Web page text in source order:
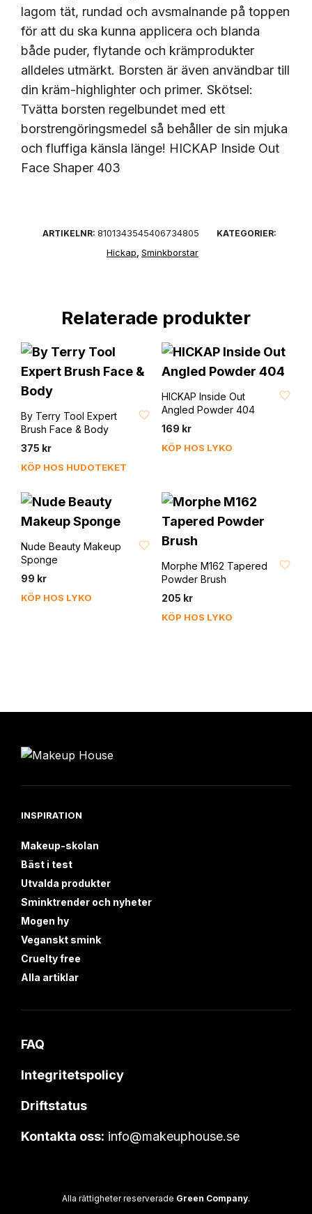
lagom tät, rundad och avsmalnande på toppen
för att du ska kunna applicera och blanda
både puder, flytande och krämprodukter
alldeles utmärkt. Borsten är även användbar till
din kräm-highlighter och primer. Skötsel:
Tvätta borsten regelbundet med ett
borstrengöringsmedel så behåller de sin mjuka
och fluffiga känsla länge! HICKAP Inside Out
Face Shaper 403
ARTIKELNR: 8101343545406734805 KATEGORIER:
Hickap Sminkborstar
Relaterade produkter
FAVORIT
By Terry Tool Expert
Brush Face & Body
375 kr
KÖP HOS HUDOTEKET
FAVORIT
HICKAP Inside Out
Angled Powder 404
169 kr
KÖP HOS LYKO
Nude Beauty Makeup
Sponge
99 kr
KÖP HOS LYKO
Morphe M162 Tapered
Powder Brush
205 kr
KÖP HOS LYKO
INSPIRATION
Makeup-skolan
Bäst i test
Utvalda produkter
Sminktrender och nyheter
Mogen hy
Veganskt smink
Cruelty free
Alla artiklar
FAQ
Integritetspolicy
Driftstatus
Kontakta oss: info@makeuphouse.se
Alla rättigheter reserverade Green Company.